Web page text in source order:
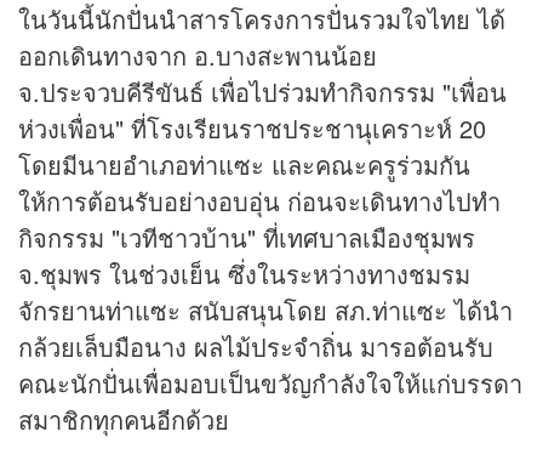
ในวันนี้นักปั่นนำสารโครงการปั่นรวมใจไทย ได้
ออกเดินทางจาก อ.บางสะพานน้อย
จ.ประจวบคีรีขันธ์ เพื่อไปร่วมทำกิจกรรม "เพื่อน
ห่วงเพื่อน" ที่โรงเรียนราชประชานุเคราะห์ 20
โดยมีนายอำเภอท่าแซะ และคณะครูร่วมกัน
ให้การต้อนรับอย่างอบอุ่น ก่อนจะเดินทางไปทำ
กิจกรรม "เวทีชาวบ้าน" ที่เทศบาลเมืองชุมพร
จ.ชุมพร ในช่วงเย็น ซึ่งในระหว่างทางชมรม
จักรยานท่าแซะ สนับสนุนโดย สภ.ท่าแซะ ได้นำ
กล้วยเล็บมือนาง ผลไม้ประจำถิ่น มารอต้อนรับ
คณะนักปั่นเพื่อมอบเป็นขวัญกำลังใจให้แก่บรรดา
สมาชิกทุกคนอีกด้วย